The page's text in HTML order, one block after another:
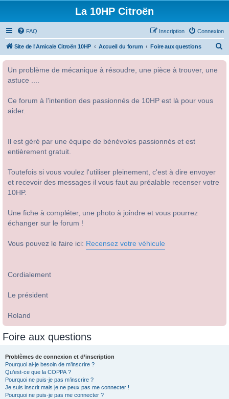
La 10HP Citroën
FAQ Connexion
Inscription
Site de l'Amicale Citroën 10HP Accueil du forum Foire aux questions
Un problème de mécanique à résoudre, une pièce à trouver, une
astuce ....
Ce forum à l'intention des passionnés de 10HP est là pour vous
aider.
Il est géré par une équipe de bénévoles passionnés et est
entièrement gratuit.
Toutefois si vous voulez l'utiliser pleinement, c'est à dire envoyer
et recevoir des messages il vous faut au préalable recenser votre
10HP.
Une fiche à compléter, une photo à joindre et vous pourrez
échanger sur le forum !
Vous pouvez le faire ici: Recensez votre véhicule
Cordialement
Le président
Roland
Foire aux questions
Problèmes de connexion et d’inscription
Pourquoi ai-je besoin de m’inscrire ?
Qu’est-ce que la COPPA ?
Pourquoi ne puis-je pas m’inscrire ?
Je suis inscrit mais je ne peux pas me connecter !
Pourquoi ne puis-je pas me connecter ?